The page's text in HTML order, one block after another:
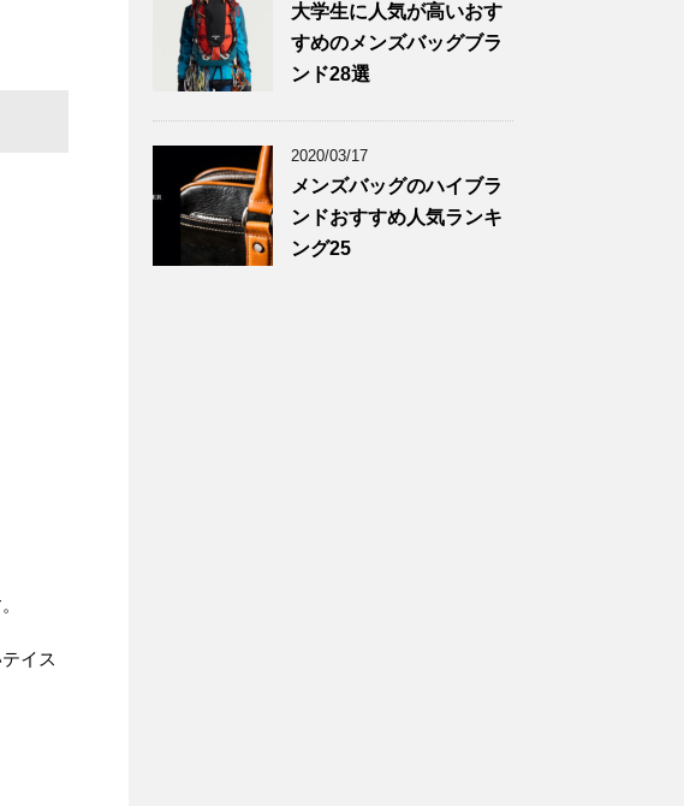
イス
大学生に人気が高いおす
すめのメンズバッグブラ
ンド28選
2020/03/17
メンズバッグのハイブラ
ンドおすすめ人気ランキ
ング25